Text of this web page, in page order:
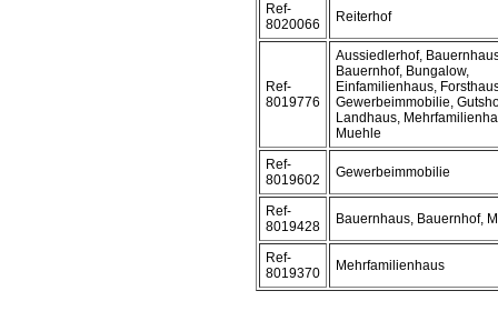
Ref-
8020066
Reiterhof
Ref-
8019776
Aussiedlerhof,
Bauernhof, Bungalow,
Einfamilienhaus,
Gewerbeimmobilie,
Landhaus,
Muehle
Ref-
8019602
Gewerbeimmobilie
Ref-
8019428
Bauernhaus, Bauernhof,
Ref-
8019370
Mehrfamilienhaus